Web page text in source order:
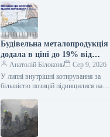
Будівельна металопродукція
додала в ціні до 19% від
початку року
Анатолій Білоконь
Сер 9, 2026
У липні внутрішні котирування за
більшістю позицій підвищилися на
внутрішні ціни на металопрокат
будівельного сортаменту переважно…